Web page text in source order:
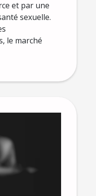
et par une
sexuelle.
le marché